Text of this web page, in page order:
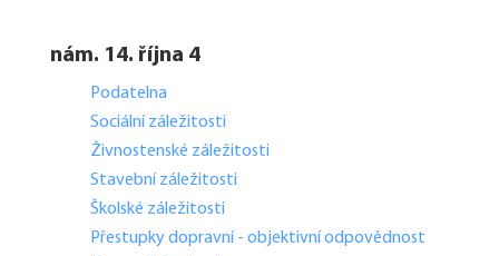
nám. 14. října 4
Podatelna
Sociální záležitosti
Živnostenské záležitosti
Stavební záležitosti
Školské záležitosti
Přestupky dopravní - objektivní odpovědnost